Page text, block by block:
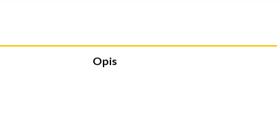
Opis